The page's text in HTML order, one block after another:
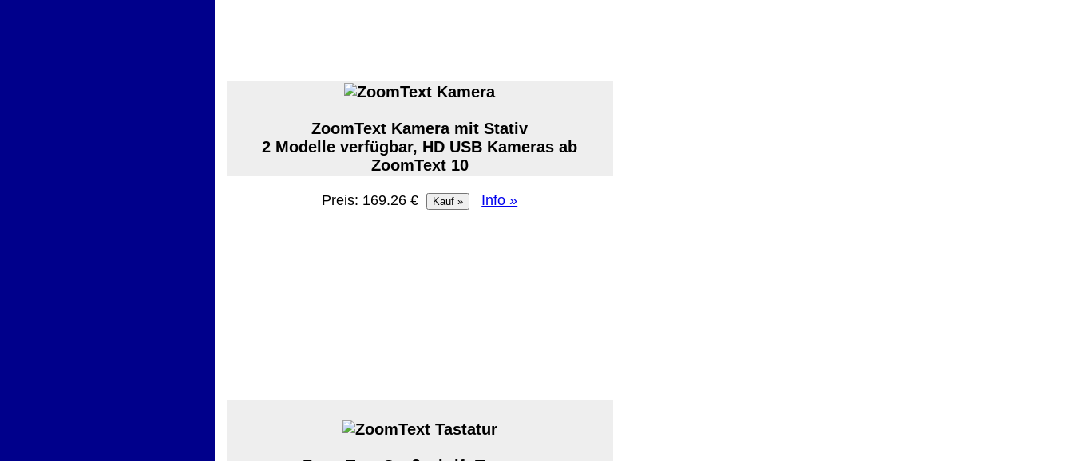
ZoomText Kamera mit Stativ
2 Modelle verfügbar, HD USB Kameras ab
ZoomText 10
Preis: 169.26 € Info »